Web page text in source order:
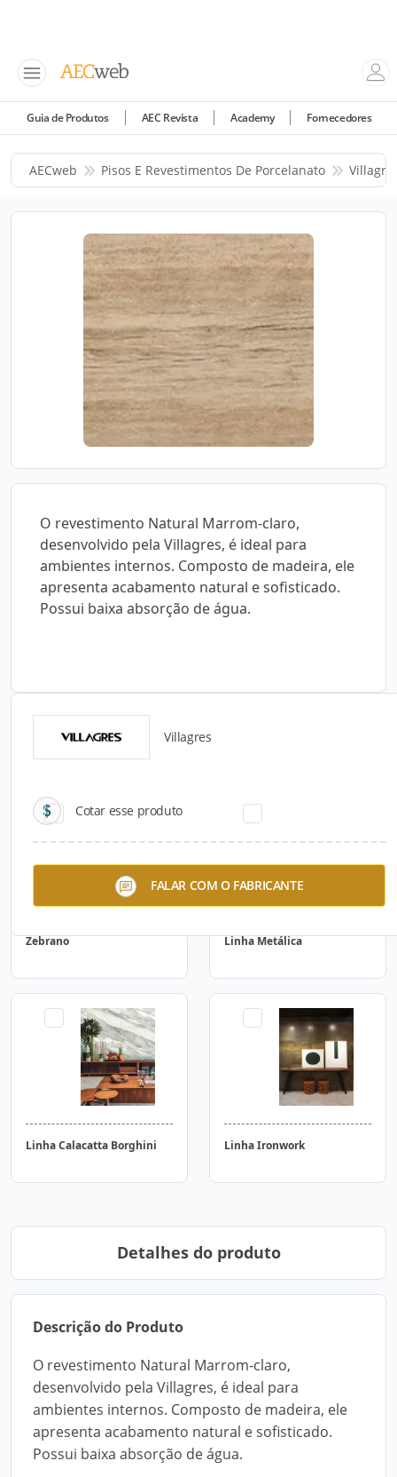
Guia de Produtos AEC Revista Academy Fornecedores
AECweb Pisos E Revestimentos De Porcelanato
O revestimento Natural Marrom-claro,
desenvolvido pela Villagres, é ideal para
ambientes internos. Composto de madeira, ele
apresenta acabamento natural e sofisticado.
Possui baixa absorção de água.
Villagres
Cotar esse produto
FALAR COM O FABRICANTE
Catálogos para Download
Zebrano Linha Metálica
Linha Calacatta Borghini Linha Ironwork
Detalhes do produto
Descrição do Produto
O revestimento Natural Marrom-claro,
desenvolvido pela Villagres, é ideal para
ambientes internos. Composto de madeira, ele
apresenta acabamento natural e sofisticado.
Possui baixa absorção de água.